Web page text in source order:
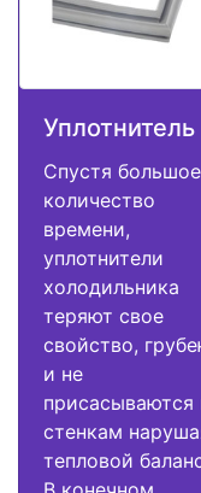
Уплотнитель
Спустя большое
количество
времени,
уплотнители
холодильника
теряют свое
свойство,
и не
присасываются
стенкам
тепловой